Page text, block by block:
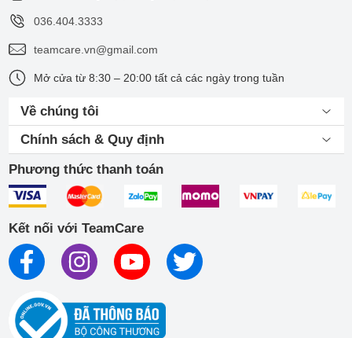
036.404.3333
teamcare.vn@gmail.com
Mở cửa từ 8:30 – 20:00 tất cả các ngày trong tuần
Về chúng tôi
Chính sách & Quy định
Phương thức thanh toán
Kết nối với TeamCare